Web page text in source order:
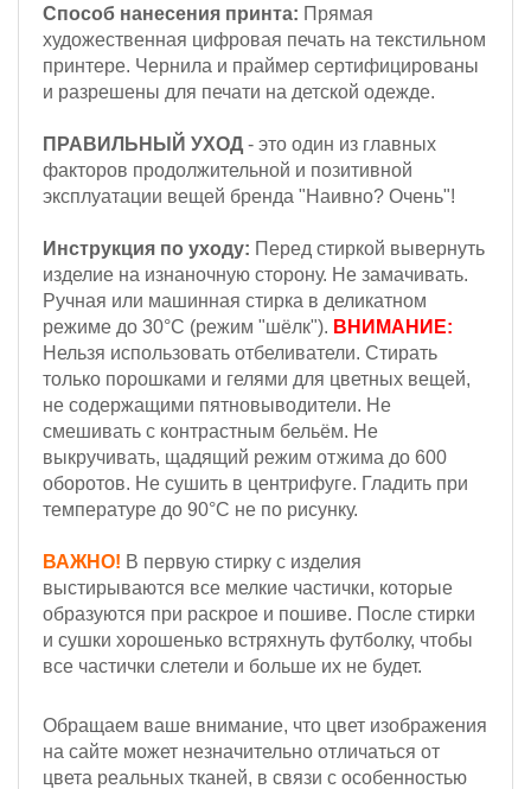
Способ нанесения принта: Прямая
художественная цифровая печать на текстильном
принтере. Чернила и праймер сертифицированы
и разрешены для печати на детской одежде.
ПРАВИЛЬНЫЙ УХОД - это один из главных
факторов продолжительной и позитивной
эксплуатации вещей бренда "Наивно? Очень"!
Инструкция по уходу: Перед стиркой вывернуть
изделие на изнаночную сторону. Не замачивать.
Ручная или машинная стирка в деликатном
режиме до 30°С (режим "шёлк"). ВНИМАНИЕ:
Нельзя использовать отбеливатели. Стирать
только порошками и гелями для цветных вещей,
не содержащими пятновыводители. Не
смешивать с контрастным бельём. Не
выкручивать, щадящий режим отжима до 600
оборотов. Не сушить в центрифуге. Гладить при
температуре до 90°С не по рисунку.
ВАЖНО! В первую стирку с изделия
выстирываются все мелкие частички, которые
образуются при раскрое и пошиве. После стирки
и сушки хорошенько встряхнуть футболку, чтобы
все частички слетели и больше их не будет.
Обращаем ваше внимание, что цвет изображения
на сайте может незначительно отличаться от
цвета реальных тканей, в связи с особенностью